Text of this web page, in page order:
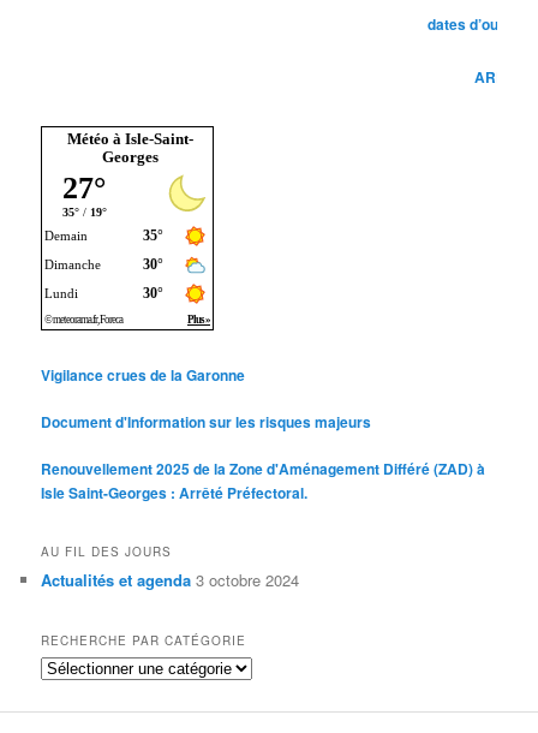
dates d’ouverture et
ARRÊTE BRUITS
Météo à Isle-Saint-
Georges
Vigilance crues de la Garonne
Document d'Information sur les risques majeurs
Renouvellement 2025 de la Zone d'Aménagement Différé (ZAD) à
Isle Saint-Georges : Arrêté Préfectoral.
AU FIL DES JOURS
Actualités et agenda 3 octobre 2024
RECHERCHE PAR CATÉGORIE
Recherche
catégorie